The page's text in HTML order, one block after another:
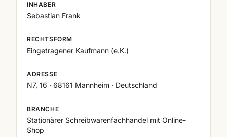
INHABER
Sebastian Frank
RECHTSFORM
Eingetragener Kaufmann (e.K.)
ADRESSE
N7, 16 · 68161 Mannheim · Deutschland
BRANCHE
Stationärer Schreibwarenfachhandel mit Online-
Shop